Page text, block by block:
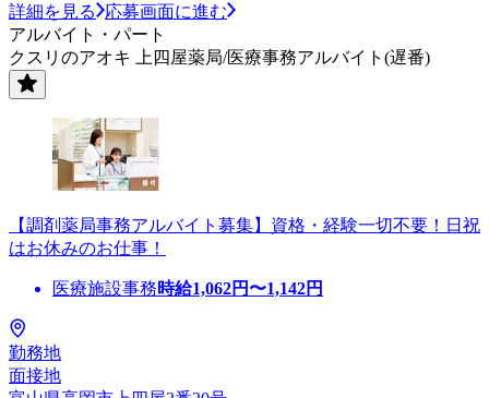
詳細を見る
応募画面に進む
アルバイト・パート
クスリのアオキ 上四屋薬局/医療事務アルバイト(遅番)
【調剤薬局事務アルバイト募集】資格・経験一切不要！日祝
はお休みのお仕事！
医療施設事務時給1,062円〜1,142円
勤務地
面接地